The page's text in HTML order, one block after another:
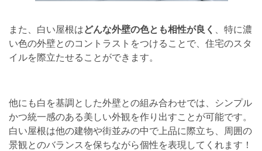
また、白い屋根はどんな外壁の色とも相性が良く
、特に濃
い色の外壁とのコントラストをつけることで、住宅のスタ
イルを際立たせることができます。
他にも白を基調とした外壁との組み合わせでは、シンプル
かつ統一感のある美しい外観を作り出すことが可能です。
白い屋根は他の建物や街並みの中で上品に際立ち、周囲の
景観とのバランスを保ちながら個性を表現してくれます！